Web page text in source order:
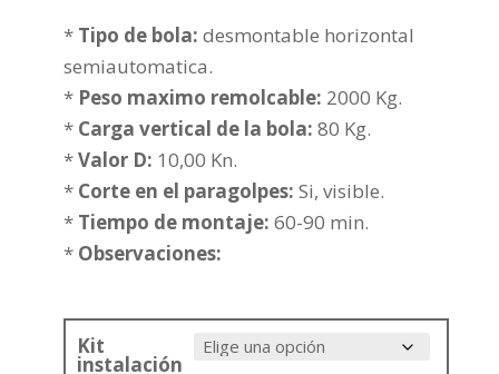
precios:
349,99€
hasta
* Tipo de bola: desmontable horizontal
semiautomatica.
* Peso maximo remolcable: 2000 Kg.
* Carga vertical de la bola: 80 Kg.
*Valor D: 10,00 Kn.
* Corte en el paragolpes: Si, visible.
* Tiempo de montaje: 60-90 min.
* Observaciones:
Kit
instalación